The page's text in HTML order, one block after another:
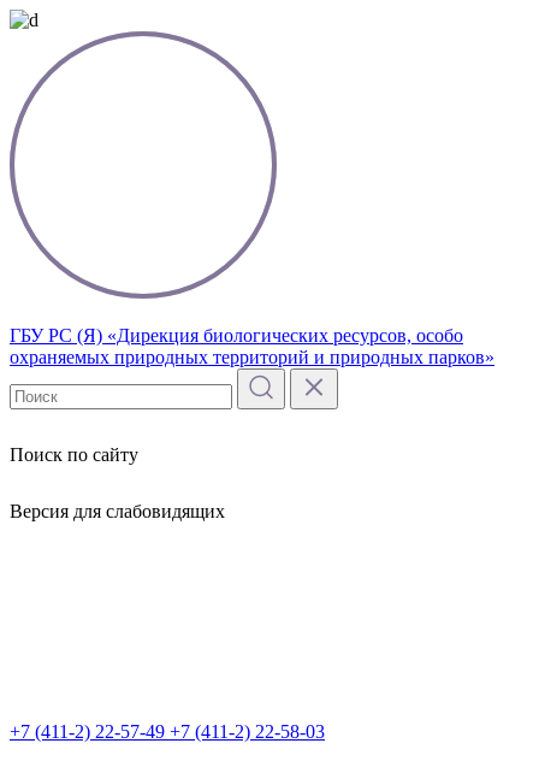
ГБУ РС (Я) «Дирекция биологических ресурсов, особо
охраняемых природных территорий и природных парков»
Поиск по сайту
Версия для слабовидящих
+7 (411-2) 22-57-49 +7 (411-2) 22-58-03